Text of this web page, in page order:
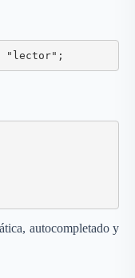
"lector";
autocompletado y